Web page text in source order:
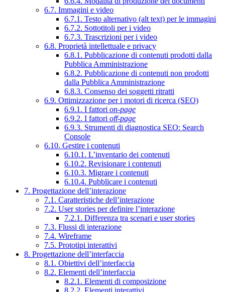
6.7. Immagini e video
6.7.1. Testo alternativo (alt text) per le immagini
6.7.2. Sottotitoli per i video
6.7.3. Trascrizioni per i video
6.8. Proprietà intellettuale e privacy
6.8.1. Pubblicazione di contenuti prodotti dalla
Pubblica Amministrazione
6.8.2. Pubblicazione di contenuti non prodotti
dalla Pubblica Amministrazione
6.8.3. Consenso dei soggetti ritratti
6.9. Ottimizzazione per i motori di ricerca (SEO)
6.9.1. I fattori on-page
6.9.2. I fattori off-page
6.9.3. Strumenti di diagnostica SEO: Search
Console
6.10. Gestire i contenuti
6.10.1. L’inventario dei contenuti
6.10.2. Revisionare i contenuti
6.10.3. Migrare i contenuti
6.10.4. Pubblicare i contenuti
7. Progettazione dell’interazione
7.1. Caratteristiche dell’interazione
7.2. User stories per definire l’interazione
7.2.1. Differenza tra scenari e user stories
7.3. Flussi di interazione
7.4. Wireframe
7.5. Prototipi interattivi
8. Progettazione dell’interfaccia
8.1. Obiettivi dell’interfaccia
8.2. Elementi dell’interfaccia
8.2.1. Elementi di composizione
8.2.2. Elementi interattivi